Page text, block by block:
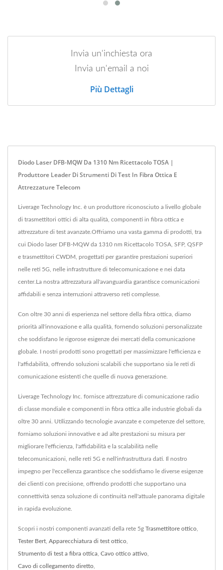
Invia un'inchiesta ora
Invia un'email a noi
Più Dettagli
Diodo Laser DFB-MQW Da 1310 Nm Ricettacolo TOSA |
Produttore Leader Di Strumenti Di Test In Fibra Ottica E
Attrezzature Telecom
Liverage Technology Inc. è un produttore riconosciuto a livello globale
di trasmettitori ottici di alta qualità, componenti in fibra ottica e
attrezzature di test avanzate.Offriamo una vasta gamma di prodotti, tra
cui Diodo laser DFB-MQW da 1310 nm Ricettacolo TOSA, SFP, QSFP
e trasmettitori CWDM, progettati per garantire prestazioni superiori
nelle reti 5G, nelle infrastrutture di telecomunicazione e nei data
center.La nostra attrezzatura all'avanguardia garantisce comunicazioni
affidabili e senza interruzioni attraverso reti complesse.
Con oltre 30 anni di esperienza nel settore della fibra ottica, diamo
priorità all'innovazione e alla qualità, fornendo soluzioni personalizzate
che soddisfano le rigorose esigenze dei mercati della comunicazione
globale. I nostri prodotti sono progettati per massimizzare l'efficienza e
l'affidabilità, offrendo soluzioni scalabili che supportano sia le reti di
comunicazione esistenti che quelle di nuova generazione.
Liverage Technology Inc. fornisce attrezzature di comunicazione radio
di classe mondiale e componenti in fibra ottica alle industrie globali da
oltre 30 anni. Utilizzando tecnologie avanzate e competenze del settore,
forniamo soluzioni innovative e ad alte prestazioni su misura per
migliorare l'efficienza, l'affidabilità e la scalabilità nelle
telecomunicazioni, nelle reti 5G e nell'infrastruttura dati. Il nostro
impegno per l'eccellenza garantisce che soddisfiamo le diverse esigenze
dei clienti con precisione, offrendo prodotti che supportano una
connettività senza soluzione di continuità nell'attuale panorama digitale
in rapida evoluzione.
Scopri i nostri componenti avanzati della rete 5g Trasmettitore ottico
Tester Bert Apparecchiatura di test ottico
Strumento di test a fibra ottica Cavo ottico attivo
Cavo di collegamento diretto